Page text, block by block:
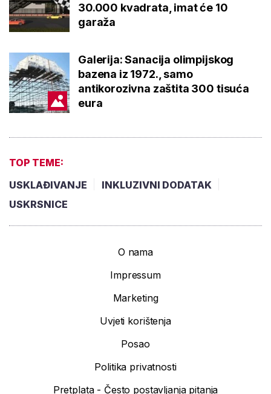
30.000 kvadrata, imat će 10
garaža
Galerija: Sanacija olimpijskog
bazena iz 1972., samo
antikorozivna zaštita 300 tisuća
eura
TOP TEME:
USKLAĐIVANJE
INKLUZIVNI DODATAK
USKRSNICE
O nama
Impressum
Marketing
Uvjeti korištenja
Posao
Politika privatnosti
Pretplata - Često postavljanja pitanja